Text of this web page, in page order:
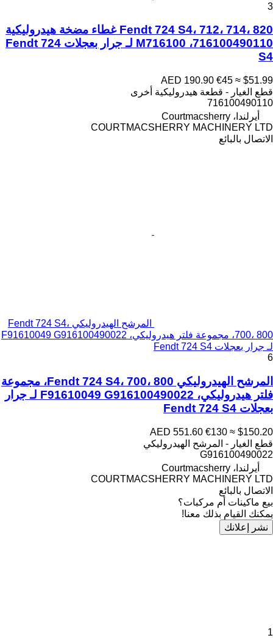
3
Fendt 724 S4، 712، 714، 820 غطاء مضخة هيدروليكية
716100490110، M716100 لـ جرار بعجلات Fendt 724
S4
AED 190.90 €45 ≈ $51.99
قطع الغيار - قطعة هيدروليكية أخرى
716100490110
أيرلندا، Courtmacsherry
COURTMACSHERRY MACHINERY LTD
الاتصال بالبائع
المرشح الهيدروليكي Fendt 724 S4،
700، 800، مجموعة فلتر هيدروليكي، F91610049 G916100490022
لـ جرار بعجلات Fendt 724 S4
6
المرشح الهيدروليكي Fendt 724 S4، 700، 800، مجموعة
فلتر هيدروليكي، F91610049 G916100490022 لـ جرار
بعجلات Fendt 724 S4
AED 551.60 €130 ≈ $150.20
قطع الغيار - المرشح الهيدروليكي
G916100490022
أيرلندا، Courtmacsherry
COURTMACSHERRY MACHINERY LTD
الاتصال بالبائع
بيع ماكينات أم مركبات؟
يمكنك القيام بذلك معنا!
نشر إعلانك
1